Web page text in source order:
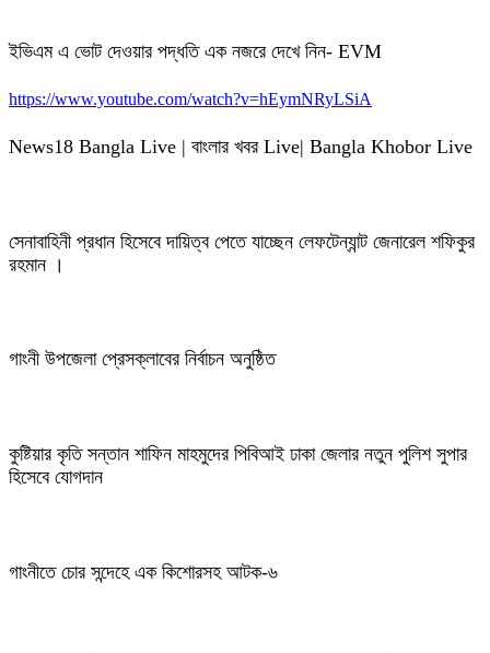
ইভিএম এ ভোট দেওয়ার পদ্ধতি এক নজরে দেখে নিন- EVM
https://www.youtube.com/watch?v=hEymNRyLSiA
News18 Bangla Live | বাংলার খবর Live| Bangla Khobor Live
সেনাবাহিনী প্রধান হিসেবে দায়িত্ব পেতে যাচ্ছেন লেফটেন্যান্ট জেনারেল শফিকুর
রহমান ।
গাংনী উপজেলা প্রেসক্লাবের নির্বাচন অনুষ্ঠিত
কুষ্টিয়ার কৃতি সন্তান শাফিন মাহমুদের পিবিআই ঢাকা জেলার নতুন পুলিশ সুপার
হিসেবে যোগদান
গাংনীতে চোর সন্দেহে এক কিশোরসহ আটক-৬